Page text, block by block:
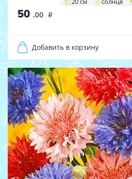
50 .00 i
Добавить в корзину